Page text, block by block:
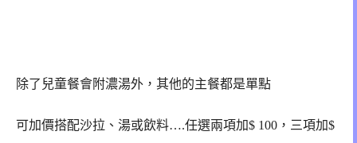
除了兒童餐會附濃湯外，其他的主餐都是單點
可加價搭配沙拉、湯或飲料….任選兩項加$ 100，三項加$